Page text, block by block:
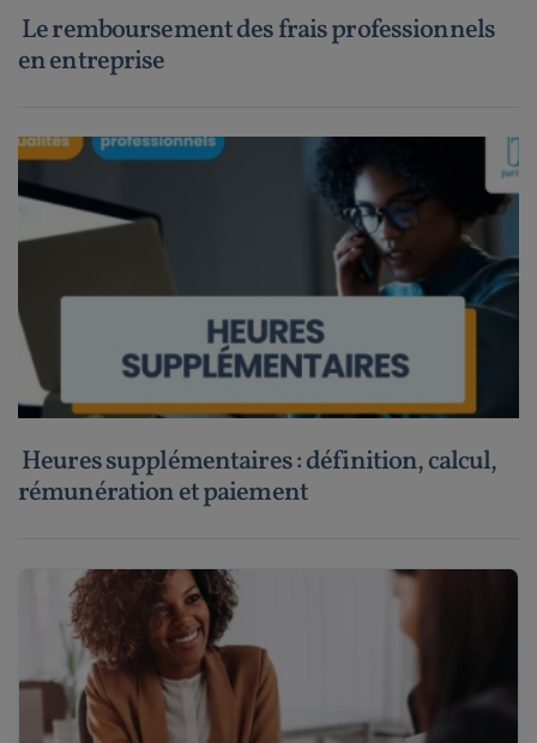
Le remboursement des frais professionnels
en entreprise
Heures supplémentaires : définition, calcul,
rémunération et paiement